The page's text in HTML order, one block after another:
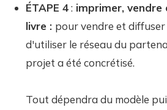
ÉTAPE 4: imprimer,
livre : pour vendre et
d'utiliser le réseau du
projet a été concrétisé.
Tout dépendra du modèle